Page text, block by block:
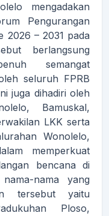
mengadakan
Pengurangan
2026 – 2031 pada
berlangsung
semangat
seluruh FPRB
juga dihadiri oleh
Bamuskal,
LKK serta
Wonolelo,
memperkuat
bencana di
nama yang
tersebut yaitu
Ploso,